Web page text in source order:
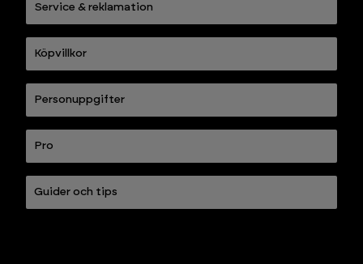
Service & reklamation
Köpvillkor
Personuppgifter
Pro
Guider och tips